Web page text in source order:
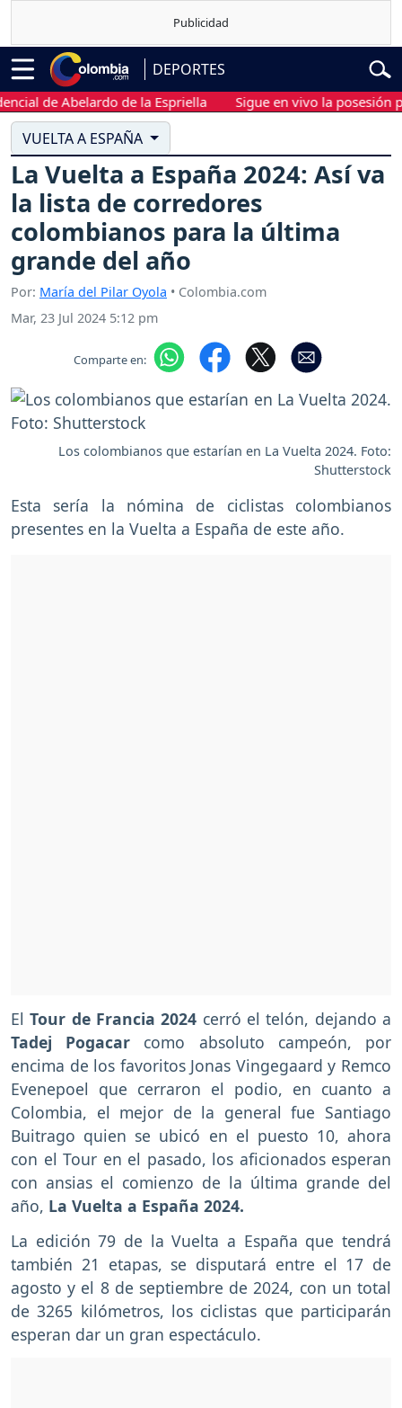
DEPORTES
de Abelardo de la Espriella Sigue en vivo la posesión
VUELTA A ESPAÑA
La Vuelta a España 2024: Así va
la lista de corredores
colombianos para la última
grande del año
Por: María del Pilar Oyola • Colombia.com
Mar, 23 Jul 2024 5:12 pm
Comparte en:
Los colombianos que estarían en La Vuelta 2024. Foto:
Shutterstock
Esta sería la nómina de ciclistas colombianos
presentes en la Vuelta a España de este año.
El Tour de Francia 2024 cerró el telón, dejando a
Tadej Pogacar como absoluto campeón, por
encima de los favoritos Jonas Vingegaard y Remco
Evenepoel que cerraron el podio, en cuanto a
Colombia, el mejor de la general fue Santiago
Buitrago quien se ubicó en el puesto 10, ahora
con el Tour en el pasado, los aficionados esperan
con ansias el comienzo de la última grande del
año, La Vuelta a España 2024.
La edición 79 de la Vuelta a España que tendrá
también 21 etapas, se disputará entre el 17 de
agosto y el 8 de septiembre de 2024, con un total
de 3265 kilómetros, los ciclistas que participarán
esperan dar un gran espectáculo.